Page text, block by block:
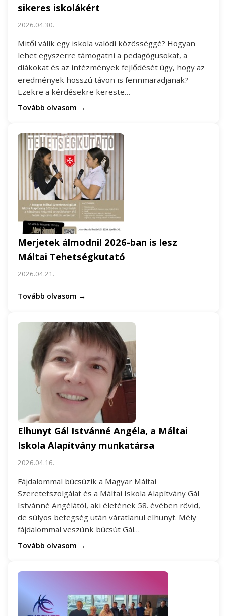
sikeres iskolákért
2026.04.30.
Mitől válik egy iskola valódi közösséggé? Hogyan
lehet egyszerre támogatni a pedagógusokat, a
diákokat és az intézmények fejlődését úgy, hogy az
eredmények hosszú távon is fennmaradjanak?
Ezekre a kérdésekre kereste…
Tovább olvasom →
Merjetek álmodni! 2026-ban is lesz
Máltai Tehetségkutató
2026.04.21.
Tovább olvasom →
Elhunyt Gál Istvánné Angéla, a Máltai
Iskola Alapítvány munkatársa
2026.04.16.
Fájdalommal búcsúzik a Magyar Máltai
Szeretetszolgálat és a Máltai Iskola Alapítvány Gál
Istvánné Angélától, aki életének 58. évében rövid,
de súlyos betegség után váratlanul elhunyt. Mély
fájdalommal veszünk búcsút Gál…
Tovább olvasom →